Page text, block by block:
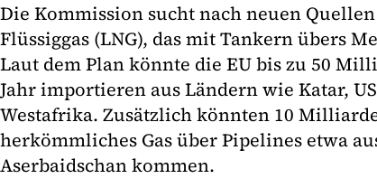
Die Kommission sucht nach neuen
Flüssiggas (LNG), das mit Tankern übers
Laut dem Plan könnte die EU bis zu 50
Jahr importieren aus Ländern wie Katar,
Westafrika. Zusätzlich könnten 10
herkömmliches Gas über Pipelines etwa
Aserbaidschan kommen.